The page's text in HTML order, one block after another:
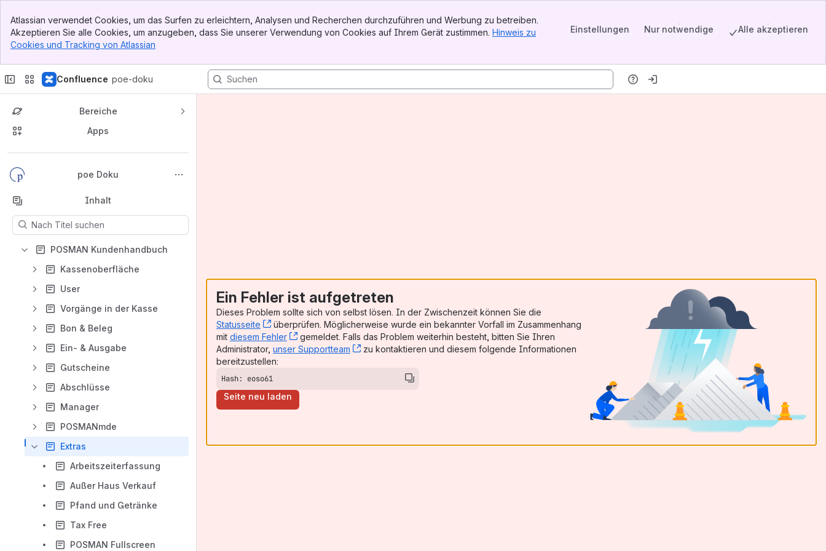
Banner
Top Bar
Sidebar
Atlassian verwendet Cookies, um das Surfen zu erleichtern, Analysen und Recherchen durchzuführen und Werbung zu betreiben.
Akzeptieren Sie alle Cookies, um anzugeben, dass Sie unserer Verwendung von Cookies auf Ihrem Gerät zustimmen. Hinweis zu
Cookies und Tracking von Atlassian
Einstellungen Nur notwendige Alle akzeptieren
Confluence poe-doku
Bereiche
Apps
poe Doku
Nach oben
Inhalt
Die Ergebnisse werden aktualisiert, während Sie tippen.
POSMAN Kundenhandbuch
Kassenoberfläche
User
Vorgänge in der Kasse
Bon & Beleg
Ein- & Ausgabe
Gutscheine
Abschlüsse
Manager
POSMANmde
Extras
Arbeitszeiterfassung
Außer Haus Verkauf
Pfand und Getränke
Tax Free
POSMAN Fullscreen
Ein Fehler ist aufgetreten
Dieses Problem sollte sich von selbst lösen. In der Zwischenzeit können Sie die
Statusseite
, (opens new window)
überprüfen. Möglicherweise wurde ein bekannter Vorfall im Zusammenhang
mit diesem Fehler , (opens new window)
gemeldet. Falls das Problem weiterhin besteht, bitten Sie Ihren
Administrator, unser Supportteam , (opens new window)
zu kontaktieren und diesem folgende Informationen
bereitzustellen:
Hash: eoso61
Seite neu laden